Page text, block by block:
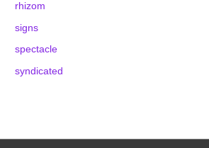
rhizom
signs
spectacle
syndicated